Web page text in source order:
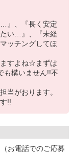
…』、『長く安定
い…』、『未経
ッチングしてほ
すよね☆まずは
も構いません!!不
当がおります。
!!
お電話でのご応募